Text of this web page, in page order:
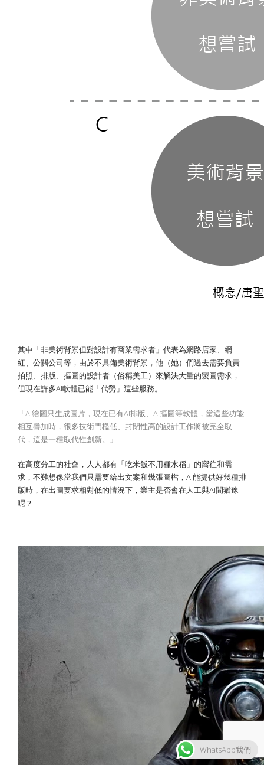
其中「非美術背景但對設計有商業需求者」代表為網路店家、網
紅、公關公司等，由於不具備美術背景，他（她）們過去需要負責
拍照、排版、摳圖的設計者（俗稱美工）來解決大量的製圖需求，
但現在許多AI軟體已能「代勞」這些服務。
「AI繪圖只生成圖片，現在已有AI排版、AI摳圖等軟體，當這些功能
相互疊加時，很多技術門檻低、封閉性高的設計工作將被完全取
代，這是一種取代性創新。」
在高度分工的社會，人人都有「吃米飯不用種水稻」的嚮往和需
求，不難想像當我們只需要給出文案和幾張圖檔，AI能提供好幾種排
版時，在出圖要求相對低的情況下，業主是否會在人工與AI間猶豫
呢？
WhatsApp我們